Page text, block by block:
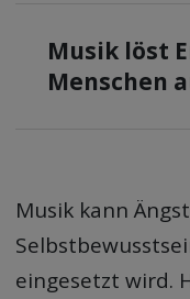
Musik löst
Menschen
Musik kann
eingesetzt wird.